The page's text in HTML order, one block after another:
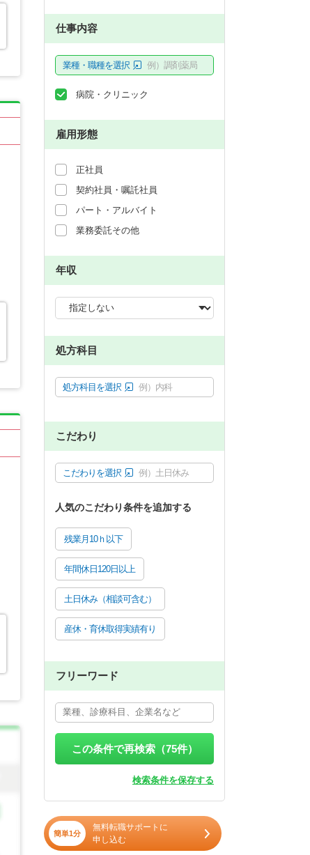
仕事内容
業種・職種を選択 例）調剤薬局
病院・クリニック
雇用形態
正社員
契約社員・嘱託社員
パート・アルバイト
業務委託その他
年収
処方科目
処方科目を選択 例）内科
こだわり
こだわりを選択 例）土日休み
人気のこだわり条件を追加する
残業月10ｈ以下
年間休日120日以上
土日休み（相談可含む）
産休・育休取得実績有り
フリーワード
この条件で再検索（75件）
検索条件を保存する
簡単1分
無料転職サポートに
申し込む